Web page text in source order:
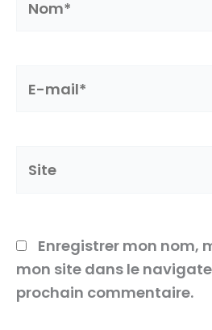
mail*
Enregistrer mon nom,
mon site dans le
prochain commentaire.